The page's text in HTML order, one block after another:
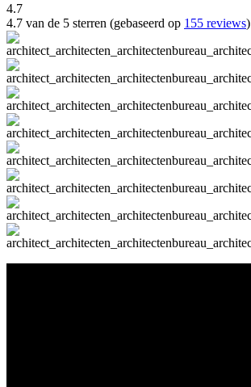
4.7
4.7 van de 5 sterren (gebaseerd op 155 reviews)